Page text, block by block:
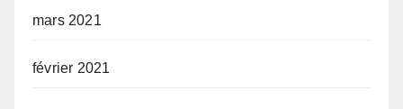
mars 2021
février 2021